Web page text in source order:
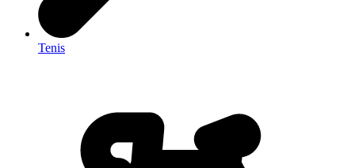
Tenis